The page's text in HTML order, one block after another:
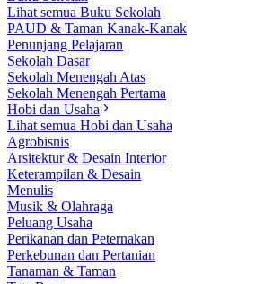
Lihat semua Buku Sekolah
PAUD & Taman Kanak-Kanak
Penunjang Pelajaran
Sekolah Dasar
Sekolah Menengah Atas
Sekolah Menengah Pertama
Hobi dan Usaha
Lihat semua Hobi dan Usaha
Agrobisnis
Arsitektur & Desain Interior
Keterampilan & Desain
Menulis
Musik & Olahraga
Peluang Usaha
Perikanan dan Peternakan
Perkebunan dan Pertanian
Tanaman & Taman